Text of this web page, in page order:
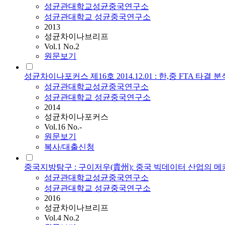
성균관대학교성균중국연구소
성균관대학교 성균중국연구소
2013
성균차이나브리프
Vol.1 No.2
원문보기
성균차이나포커스 제16호 2014.12.01 : 한,중 FTA 타결 분
성균관대학교성균중국연구소
성균관대학교 성균중국연구소
2014
성균차이나포커스
Vol.16 No.-
원문보기
복사/대출신청
중국지방탐구 : 구이저우(貴州): 중국 빅데이터 산업의 메
성균관대학교성균중국연구소
성균관대학교 성균중국연구소
2016
성균차이나브리프
Vol.4 No.2